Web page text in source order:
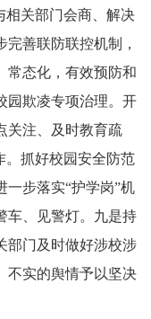
相关部门会商、解决
善联防联控机制，
常态化，有效预防和
园欺凌专项治理。开
关注、及时教育疏
。抓好校园安全防范
一步落实“护学岗”机
车、见警灯。九是持
部门及时做好涉校涉
不实的舆情予以坚决